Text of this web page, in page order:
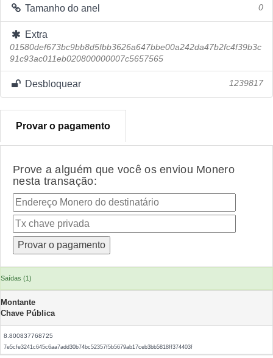
Tamanho do anel 0
Extra
01580def673bc9bb8d5fbb3626a647bbe00a242da47b2fc4f39b3c
91c93ac011eb020800000007c5657565
Desbloquear 1239817
Provar o pagamento
Prove a alguém que você os enviou Monero
nesta transação:
Saídas (1)
Montante
Chave Pública
8.800837768725
7e5cfe3241c645c6aa7add30b74bc52357f5b5679ab17ceb3bb5818ff374403f